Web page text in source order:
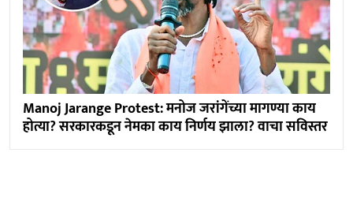
Manoj Jarange Protest: मनोज जरांगेंच्या मागण्या काय
होत्या? सरकारकडून नेमका काय निर्णय झाला? वाचा सविस्तर